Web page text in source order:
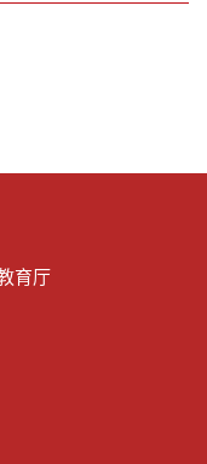
育厅